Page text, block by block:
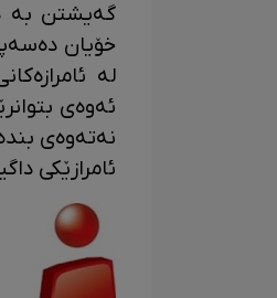
گەیشتن بە
خۆیان
لە
ئەوەی
نەتەوەی
ئامرازێکی